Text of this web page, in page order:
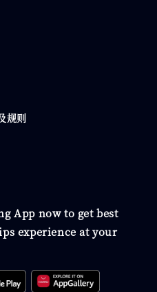
规则
App now to get best
experience at your